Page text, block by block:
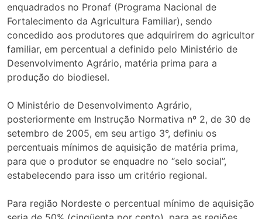
enquadrados no Pronaf (Programa Nacional de
Fortalecimento da Agricultura Familiar), sendo
concedido aos produtores que adquirirem do agricultor
familiar, em percentual a definido pelo Ministério de
Desenvolvimento Agrário, matéria prima para a
produção do biodiesel.
O Ministério de Desenvolvimento Agrário,
posteriormente em Instrução Normativa nº 2, de 30 de
setembro de 2005, em seu artigo 3°, definiu os
percentuais mínimos de aquisição de matéria prima,
para que o produtor se enquadre no “selo social”,
estabelecendo para isso um critério regional.
Para região Nordeste o percentual mínimo de aquisição